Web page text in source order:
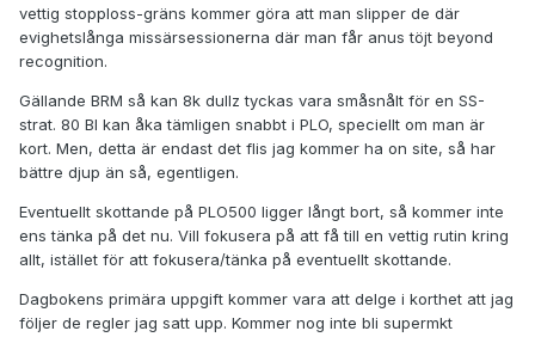
vettig stopploss-gräns kommer göra att man slipper de där
evighetslånga missärsessionerna där man får anus töjt beyond
recognition.
Gällande BRM så kan 8k dullz tyckas vara småsnålt för en SS-
strat. 80 BI kan åka tämligen snabbt i PLO, speciellt om man är
kort. Men, detta är endast det flis jag kommer ha on site, så har
bättre djup än så, egentligen.
Eventuellt skottande på PLO500 ligger långt bort, så kommer inte
ens tänka på det nu. Vill fokusera på att få till en vettig rutin kring
allt, istället för att fokusera/tänka på eventuellt skottande.
Dagbokens primära uppgift kommer vara att delge i korthet att jag
följer de regler jag satt upp. Kommer nog inte bli supermkt